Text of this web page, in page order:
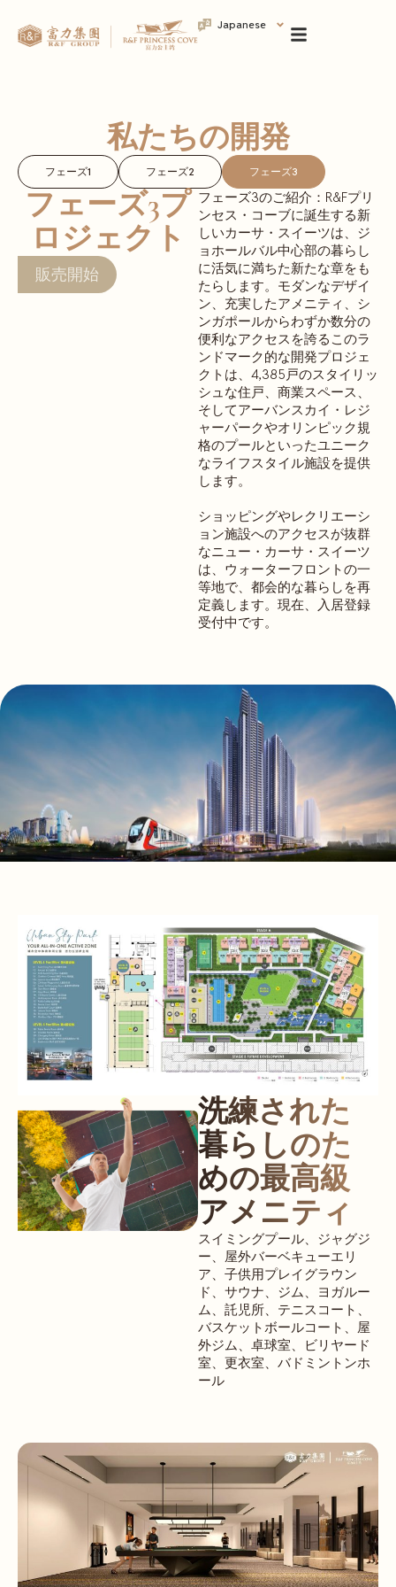
Japanese
私たちの開発
フェーズ1 フェーズ2 フェーズ3
フェーズ3プ
ロジェクト
販売開始
フェーズ3のご紹介：R&Fプリ
ンセス・コーブに誕生する新
しいカーサ・スイーツは、ジ
ョホールバル中心部の暮らし
に活気に満ちた新たな章をも
たらします。モダンなデザイ
ン、充実したアメニティ、シ
ンガポールからわずか数分の
便利なアクセスを誇るこのラ
ンドマーク的な開発プロジェ
クトは、4,385戸のスタイリッ
シュな住戸、商業スペース、
そしてアーバンスカイ・レジ
ャーパークやオリンピック規
格のプールといったユニーク
なライフスタイル施設を提供
します。
ショッピングやレクリエーシ
ョン施設へのアクセスが抜群
なニュー・カーサ・スイーツ
は、ウォーターフロントの一
等地で、都会的な暮らしを再
定義します。現在、入居登録
受付中です。
洗練された
暮らしのた
めの最高級
アメニティ
スイミングプール、ジャグジ
ー、屋外バーベキューエリ
ア、子供用プレイグラウン
ド、サウナ、ジム、ヨガルー
ム、託児所、テニスコート、
バスケットボールコート、屋
外ジム、卓球室、ビリヤード
室、更衣室、バドミントンホ
ール